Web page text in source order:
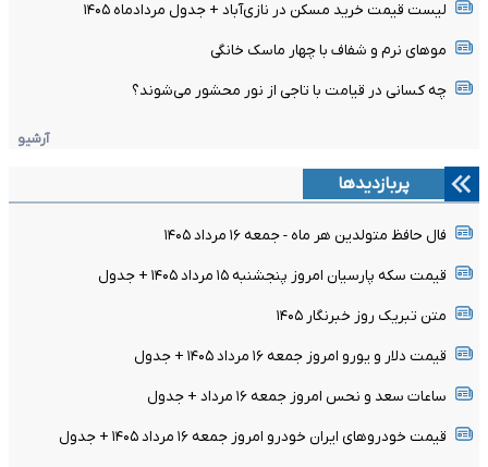
لیست قیمت خرید مسکن در نازی‌آباد + جدول مردادماه ۱۴۰۵
موهای نرم و شفاف با چهار ماسک خانگی
چه کسانی در قیامت با تاجی از نور محشور می‌شوند؟
آرشیو
پربازدیدها
فال حافظ متولدین هر ماه - جمعه ۱۶ مرداد ۱۴۰۵
قیمت سکه پارسیان امروز پنجشنبه ۱۵ مرداد ۱۴۰۵ + جدول
متن تبریک روز خبرنگار ۱۴۰۵
قیمت دلار و یورو امروز جمعه ۱۶ مرداد ۱۴۰۵ + جدول
ساعات سعد و نحس امروز جمعه ۱۶ مرداد + جدول
قیمت خودرو‌های ایران خودرو امروز جمعه ۱۶ مرداد ۱۴۰۵ + جدول